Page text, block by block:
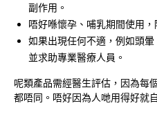
副作用。
唔好喺懷孕、哺乳期間使用，
如果出現任何不適，例如頭
並求助專業醫療人員。
呢類產品需經醫生評估，因為每
都唔同。唔好因為人哋用得好就